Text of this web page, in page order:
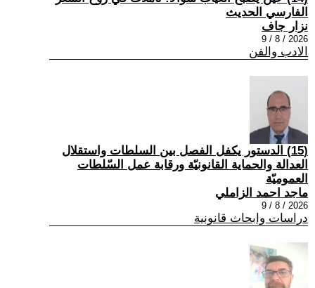
الفارسي الحديث
نزار جاف
2026 / 8 / 9
الادب والفن
(15) الدستور يكفل الفصل بين السلطات واستقلال
العدالة والحماية القانونيّة ورقابة عمل السّلطات
العموميّة
ماجد احمد الزاملي
2026 / 8 / 9
دراسات وابحاث قانونية